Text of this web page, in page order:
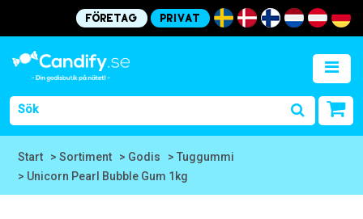
Företag Privat
Start > Sortiment > Godis
> Tuggummi
> Unicorn Pearl Bubble Gum 1kg